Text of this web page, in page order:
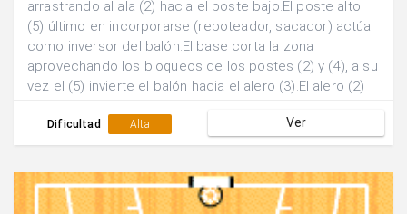
arrastrando al ala (2) hacia el poste bajo.El poste alto
(5) último en incorporarse (reboteador, sacador) actúa
como inversor del balón.El base corta la zona
aprovechando los bloqueos de los postes (2) y (4), a su
vez el (5) invierte el balón hacia el alero (3).El alero (2)
al exterior.El ala (2) puede finalizar con tiro exterior o
bien jugar un pase interio con el poste (5).
Dificultad Alta Ver